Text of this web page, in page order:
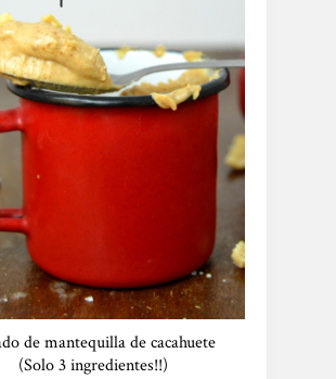
de mantequilla de cacahuete
(Solo 3 ingredientes!!)